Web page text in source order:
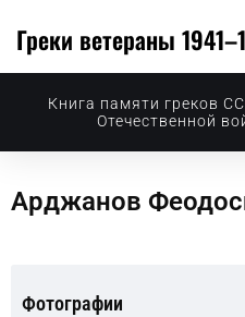
Греки ветераны
Книга памяти греков
Отечественной
Арджанов
Фотографии